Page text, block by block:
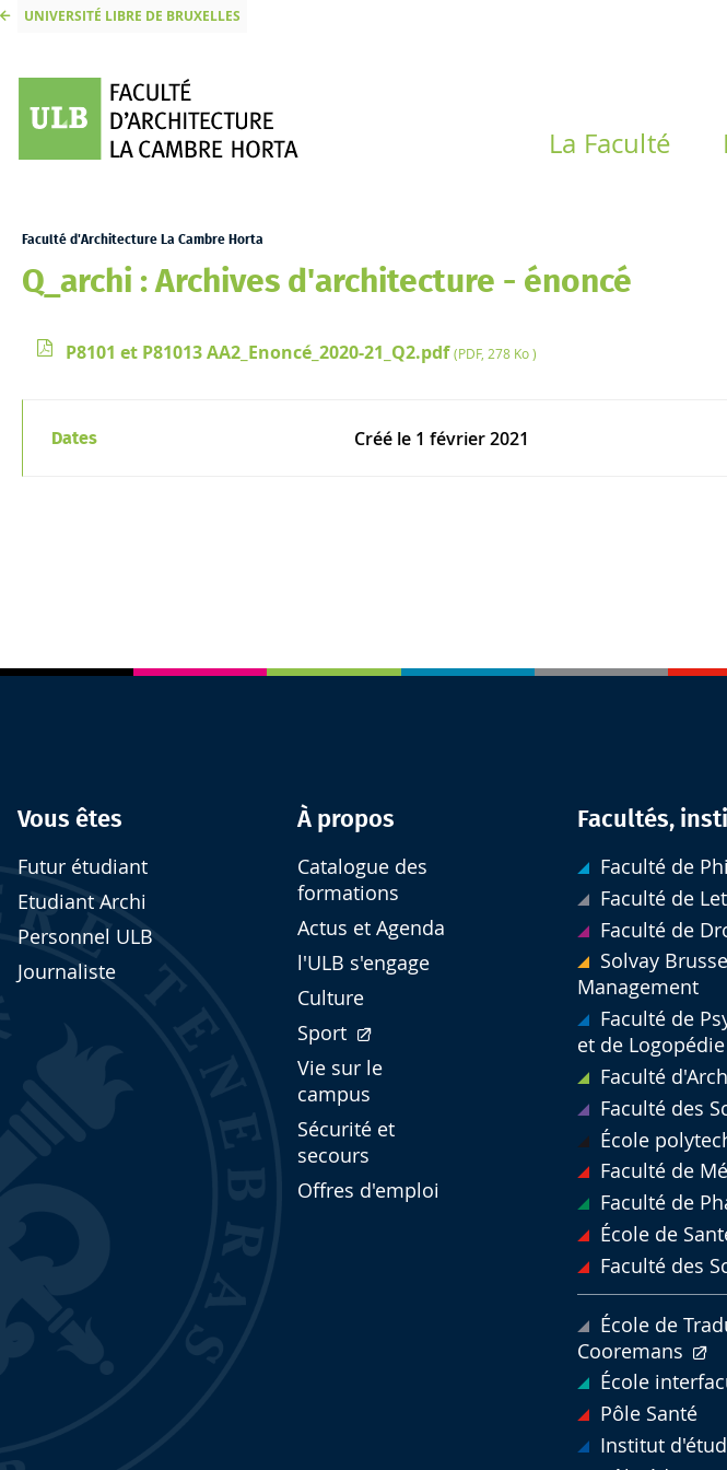
UNIVERSITÉ LIBRE DE BRUXELLES
La Faculté
Faculté d'Architecture La Cambre Horta
Q_archi : Archives d'architecture - énoncé
P8101 et P81013 AA2_Enoncé_2020-21_Q2.pdf(PDF, 278 Ko )
Dates Créé le 1 février 2021
Vous êtes
Futur étudiant
Etudiant Archi
Personnel ULB
Journaliste
À propos
Catalogue des
formations
Actus et Agenda
l'ULB s'engage
Culture
Sport
Vie sur le
campus
Sécurité et
secours
Offres d'emploi
Facultés,
Faculté de
Faculté de
Faculté de
Solvay
Management
Faculté de
et de Logopédie
Faculté
Faculté des
École
Faculté de
Faculté de
École de
Faculté des
École de
Cooremans
École
Pôle Santé
Institut